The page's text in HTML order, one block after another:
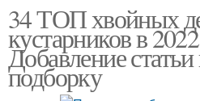
34 ТОП хвойных
кустарников в
Добавление
подборку